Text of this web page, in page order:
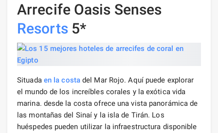
Arrecife Oasis Senses
Resorts5*
Situada en la costadel Mar Rojo. Aquí puede explorar
el mundo de los increíbles corales y la exótica vida
marina. desde la costa ofrece una vista panorámica de
las montañas del Sinaí y la isla de Tirán. Los
huéspedes pueden utilizar la infraestructura disponible